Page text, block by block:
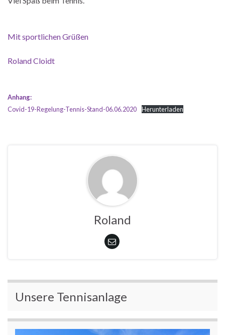
Mit sportlichen Grüßen
Roland Cloidt
Anhang:
Covid-19-Regelung-Tennis-Stand-06.06.2020
Herunterladen
Roland
Unsere Tennisanlage